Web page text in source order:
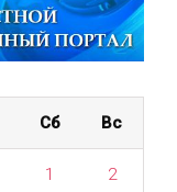
Сб Вс
1 2